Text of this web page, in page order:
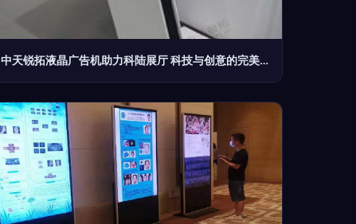
中天锐拓液晶广告机助力科陆展厅 科技与创意的完美融合